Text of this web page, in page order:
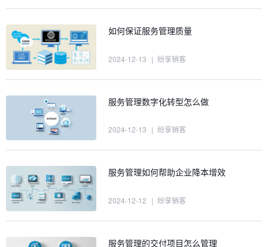
如何保证服务管理质量
2024-12-13 | 纷享销客
服务管理数字化转型怎么做
2024-12-13 | 纷享销客
服务管理如何帮助企业降本增效
2024-12-12 | 纷享销客
服务管理的交付项目怎么管理